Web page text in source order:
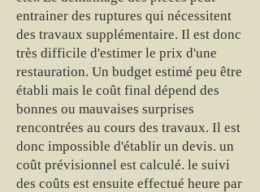
entrainer des ruptures qui nécessitent
des travaux supplémentaire. Il est donc
très difficile d'estimer le prix d'une
restauration. Un budget estimé peu être
établi mais le coût final dépend des
bonnes ou mauvaises surprises
rencontrées au cours des travaux. Il est
donc impossible d'établir un devis. un
coût prévisionnel est calculé. le suivi
des coûts est ensuite effectué heure par